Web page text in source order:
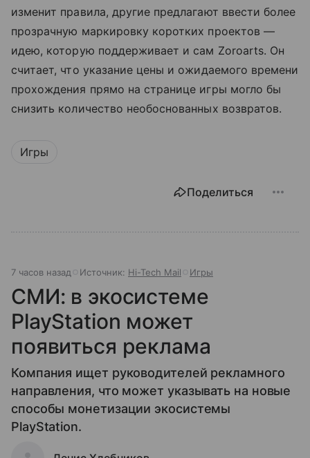
изменит правила, другие предлагают ввести более
прозрачную маркировку коротких проектов —
идею, которую поддерживает и сам Zoroarts. Он
считает, что указание цены и ожидаемого времени
прохождения прямо на странице игры могло бы
снизить количество необоснованных возвратов.
Игры
Поделиться
7 часов назад Источник: Hi-Tech Mail Игры
СМИ: в экосистеме
PlayStation может
появиться реклама
Компания ищет руководителей рекламного
направления, что может указывать на новые
способы монетизации экосистемы
PlayStation.